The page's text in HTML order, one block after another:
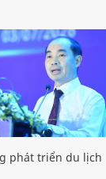
phát triển du lịch